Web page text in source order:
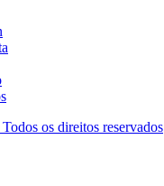
os direitos reservados